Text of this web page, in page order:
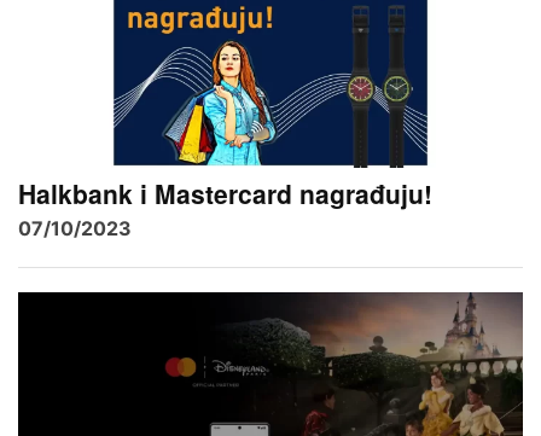
Halkbank i Mastercard nagrađuju!
07/10/2023